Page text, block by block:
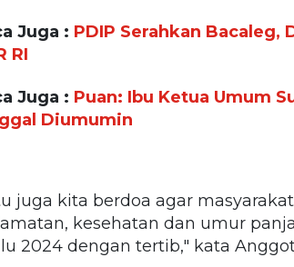
Juga : PDIP Serahkan Bacaleg,
RI
Juga : Puan: Ibu Ketua Umum
Diumumin
juga kita berdoa agar
kesehatan dan umur
2024 dengan tertib," kata